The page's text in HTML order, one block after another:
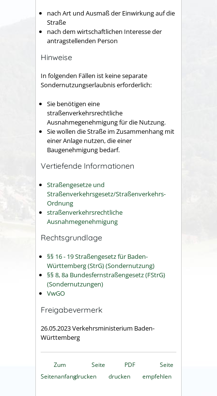
nach Art und Ausmaß der Einwirkung auf die
Straße
nach dem wirtschaftlichen Interesse der
antragstellenden Person
Hinweise
In folgenden Fällen ist keine separate
Sondernutzungserlaubnis erforderlich:
Sie benötigen eine
straßenverkehrsrechtliche
Ausnahmegenehmigung für die Nutzung.
Sie wollen die Straße im Zusammenhang mit
einer Anlage nutzen, die einer
Baugenehmigung bedarf.
Vertiefende Informationen
Straßengesetze und
Straßenverkehrsgesetz/Straßenverkehrs-
Ordnung
straßenverkehrsrechtliche
Ausnahmegenehmigung
Rechtsgrundlage
§§ 16 - 19 Straßengesetz für Baden-
Württemberg (StrG) (Sondernutzung)
§§ 8, 8a Bundesfernstraßengesetz (FStrG)
(Sondernutzungen)
VwGO
Freigabevermerk
26.05.2023 Verkehrsministerium Baden-
Württemberg
Zum
Seitenanfang
Seite
drucken
PDF
drucken
Seite
empfehlen